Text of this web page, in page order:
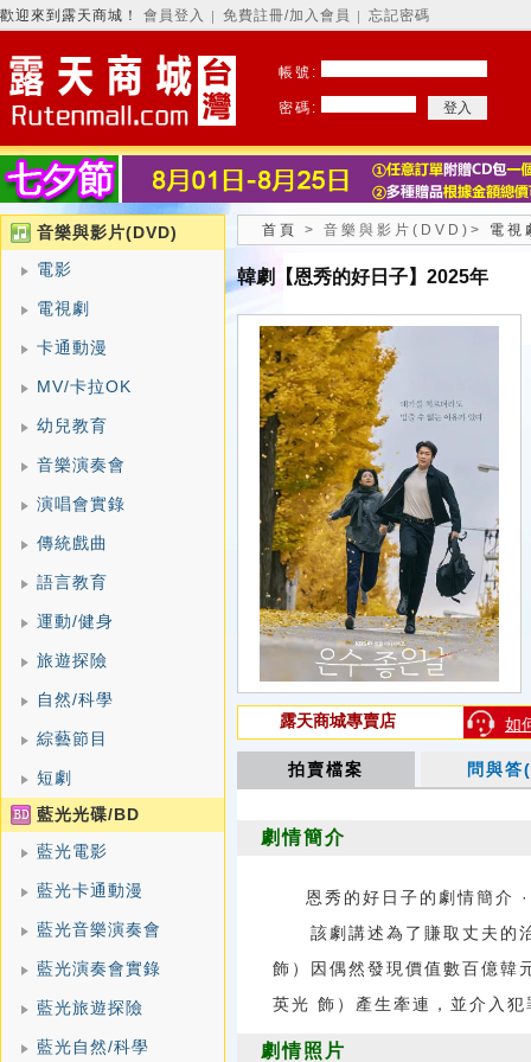
歡迎來到露天商城！ 會員登入 免費註冊/加入會員 忘記密碼
帳號:
密碼:
音樂與影片(DVD)
電影
電視劇
卡通動漫
MV/卡拉OK
幼兒教育
音樂演奏會
演唱會實錄
傳統戲曲
語言教育
運動/健身
旅遊探險
自然/科學
綜藝節目
短劇
藍光光碟/BD
藍光電影
藍光卡通動漫
藍光音樂演奏會
藍光演奏會實錄
藍光旅遊探險
藍光自然/科學
首頁 > 音樂與影片(DVD) > 電視
韓劇【恩秀的好日子】2025年
如
露天商城專賣店
拍賣檔案 問與
劇情簡介
恩秀的好日子的劇情簡介
該劇講述為了賺取丈夫的治
飾）因偶然發現價值數百億韓
英光 飾）產生牽連，並介入犯
劇情照片